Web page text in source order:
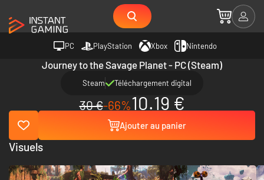
PC PlayStation Xbox Nintendo
Journey to the Savage Planet - PC (Steam)
Steam Téléchargement digital
30 €-66%10.19 €
Ajouter au panier
Visuels